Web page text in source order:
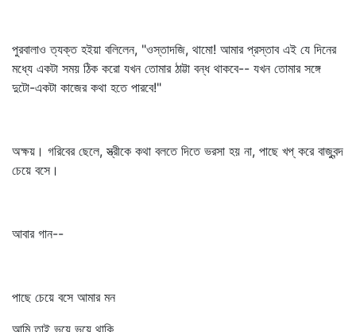
পুরবালাও ত্যক্ত হইয়া বলিলেন, "ওস্তাদজি, থামো! আমার প্রস্তাব এই যে দিনের
মধ্যে একটা সময় ঠিক করো যখন তোমার ঠাট্টা বন্ধ থাকবে-- যখন তোমার সঙ্গে
দুটো-একটা কাজের কথা হতে পারবে!"
অক্ষয়। গরিবের ছেলে, স্ত্রীকে কথা বলতে দিতে ভরসা হয় না, পাছে খপ্‌ করে বাজুবন্দ
চেয়ে বসে।
আবার গান--
পাছে চেয়ে বসে আমার মন
আমি তাই ভয়ে ভয়ে থাকি,